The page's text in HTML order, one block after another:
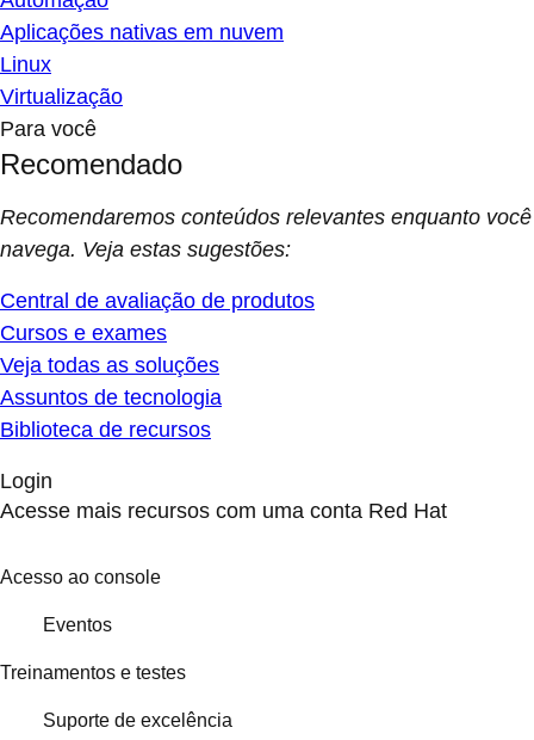
Aplicações nativas em nuvem
Linux
Virtualização
Para você
Recomendado
Recomendaremos conteúdos relevantes enquanto você
navega. Veja estas sugestões:
Central de avaliação de produtos
Cursos e exames
Veja todas as soluções
Assuntos de tecnologia
Biblioteca de recursos
Login
Acesse mais recursos com uma conta Red Hat
Acesso ao console
Eventos
Treinamentos e testes
Suporte de excelência